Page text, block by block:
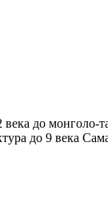
до монголо-
до 9 века